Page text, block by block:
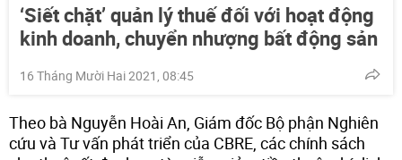
‘Siết chặt’ quản lý thuế đối với hoạt động
kinh doanh, chuyển nhượng bất động sản
16 Tháng Mười Hai 2021, 08:45
Theo bà Nguyễn Hoài An, Giám đốc Bộ phận Nghiên
cứu và Tư vấn phát triển của CBRE, các chính sách